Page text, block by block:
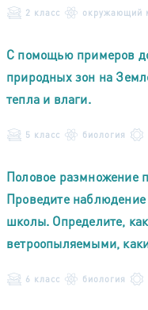
2 класс окружающий
С помощью примеров
природных зон на
тепла и влаги.
5 класс биология
Половое размножение
Проведите
школы. Определите,
ветроопыляемыми,
6 класс биология